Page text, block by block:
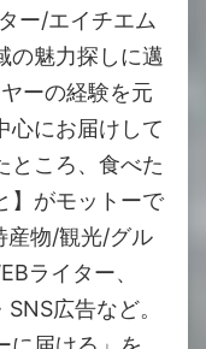
ー/エイチエム
魅力探しに邁
ーの経験を元
心にお届けして
ところ、食べた
】がモットーで
物/観光/グル
ライター、
広告など。